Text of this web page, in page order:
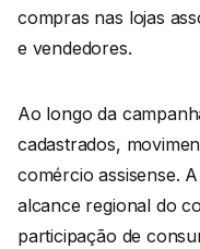
compras nas lojas
e vendedores.
Ao longo da
cadastrados,
comércio assisense.
alcance regional do
participação de